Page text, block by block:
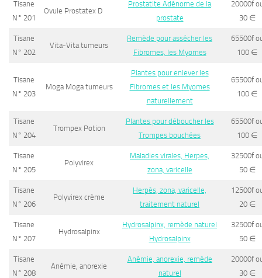
Tisane
N° 201
Ovule Prostatex D
Prostatite Adénome de la
prostate
20000f
30 ∈
Tisane
N° 202
Vita-Vita tumeurs
Remède pour assécher les
Fibromes, les Myomes
65500f
100 ∈
Tisane
N° 203
Moga Moga tumeurs
Plantes pour enlever les
Fibromes et les Myomes
naturellement
65500f
100 ∈
Tisane
N° 204
Trompex Potion
Plantes pour déboucher les
Trompes bouchées
65500f
100 ∈
Tisane
N° 205
Polyvirex
Maladies virales, Herpes,
zona, varicelle
32500f
50 ∈
Tisane
N° 206
Polyvirex crème
Herpès, zona, varicelle,
traitement naturel
12500f
20 ∈
Tisane
N° 207
Hydrosalpinx
Hydrosalpinx, remède naturel
Hydrosalpinx
32500f
50 ∈
Tisane
N° 208
Anémie, anorexie
Anémie, anorexie, remède
naturel
20000f
30 ∈